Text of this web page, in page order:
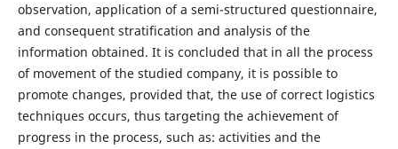
observation, application of a semi-structured questionnaire,
and consequent stratification and analysis of the
information obtained. It is concluded that in all the process
of movement of the studied company, it is possible to
promote changes, provided that, the use of correct logistics
techniques occurs, thus targeting the achievement of
progress in the process, such as: activities and the